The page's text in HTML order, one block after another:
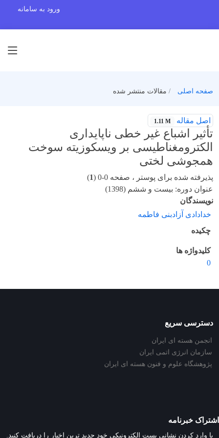
ورود به سامانه
صفحه اصلی مقالات منتشر شده
اصل مقاله 1.11 M
تأثیر اشباع غیر خطی ناپایداری
الکترومغناطیسی بر ویسکوزیته سوخت
همجوشی لختی
پذیرفته شده برای پوستر ، صفحه 0-0 ( 1
)
عنوان دوره: بیست و ششم (1398)
نویسندگان
خدادادی آزادبنی فاطمه
چکیده
کلیدواژه ها
0
دسترسی سریع
انجمن هسته ای ایران
سازمان انرژی اتمی ایران
پژوهشگاه علوم و فنون هسته ای ایران
اشتراک خبرنامه
با وارد کردن نشانی پست الکترونیکی خود جدید ترین اخبار را دریافت کنید.